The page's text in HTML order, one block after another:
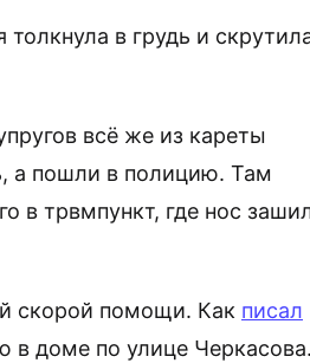
в грудь и
всё же из кареты
а пошли в полицию. Там
в трвмпункт, где нос
скорой помощи. Как писал
в доме по улице